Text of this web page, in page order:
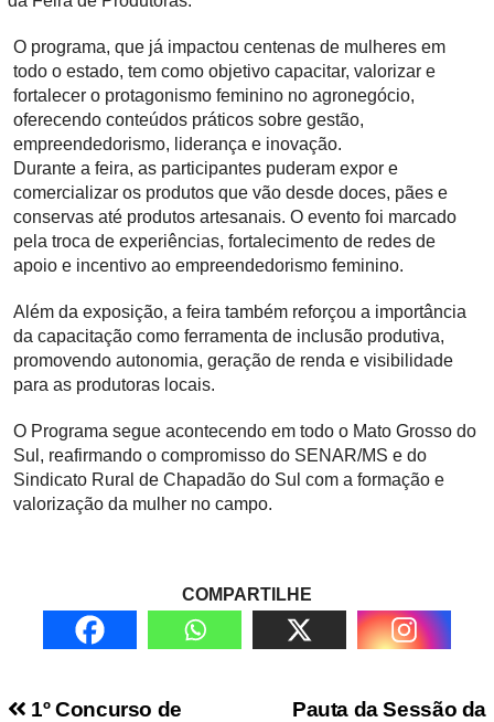
O programa, que já impactou centenas de mulheres em
todo o estado, tem como objetivo capacitar, valorizar e
fortalecer o protagonismo feminino no agronegócio,
oferecendo conteúdos práticos sobre gestão,
empreendedorismo, liderança e inovação.
Durante a feira, as participantes puderam expor e
comercializar os produtos que vão desde doces, pães e
conservas até produtos artesanais. O evento foi marcado
pela troca de experiências, fortalecimento de redes de
apoio e incentivo ao empreendedorismo feminino.
Além da exposição, a feira também reforçou a importância
da capacitação como ferramenta de inclusão produtiva,
promovendo autonomia, geração de renda e visibilidade
para as produtoras locais.
O Programa segue acontecendo em todo o Mato Grosso do
Sul, reafirmando o compromisso do SENAR/MS e do
Sindicato Rural de Chapadão do Sul com a formação e
valorização da mulher no campo.
COMPARTILHE
Pauta da Sessão da
1º Concurso de